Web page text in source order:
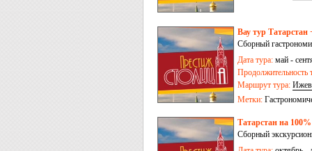
Вау тур
Сборный
Дата тура: май -
Продолжительность
Маршрут тура:
Метки:
Татарстан на
Сборный